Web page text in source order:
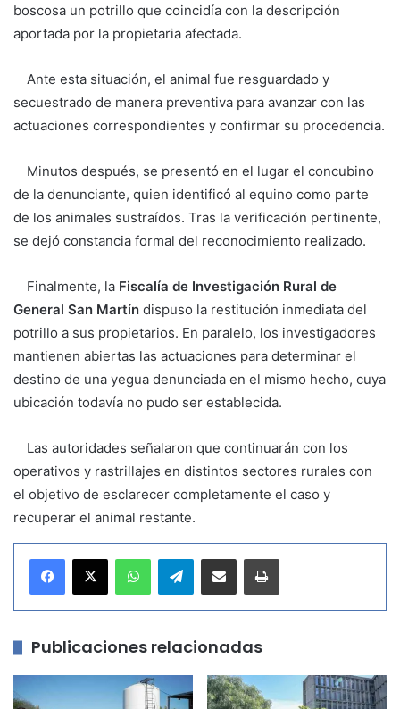
boscosa un potrillo que coincidía con la descripción
aportada por la propietaria afectada.
Ante esta situación, el animal fue resguardado y
secuestrado de manera preventiva para avanzar con las
actuaciones correspondientes y confirmar su procedencia.
Minutos después, se presentó en el lugar el concubino
de la denunciante, quien identificó al equino como parte
de los animales sustraídos. Tras la verificación pertinente,
se dejó constancia formal del reconocimiento realizado.
Finalmente, la Fiscalía de Investigación Rural de
General San Martín dispuso la restitución inmediata del
potrillo a sus propietarios. En paralelo, los investigadores
mantienen abiertas las actuaciones para determinar el
destino de una yegua denunciada en el mismo hecho, cuya
ubicación todavía no pudo ser establecida.
Las autoridades señalaron que continuarán con los
operativos y rastrillajes en distintos sectores rurales con
el objetivo de esclarecer completamente el caso y
recuperar el animal restante.
Telegram
Publicaciones relacionadas